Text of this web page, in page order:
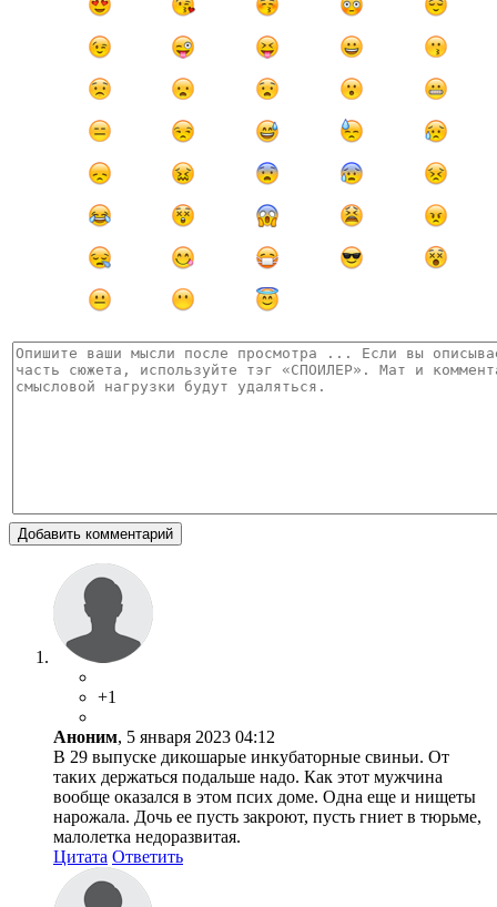
Добавить комментарий
+1
Аноним, 5 января 2023 04:12
В 29 выпуске дикошарые инкубаторные свиньи. От
таких держаться подальше надо. Как этот мужчина
вообще оказался в этом псих доме. Одна еще и нищеты
нарожала. Дочь ее пусть закроют, пусть гниет в тюрьме,
малолетка недоразвитая.
Цитата Ответить